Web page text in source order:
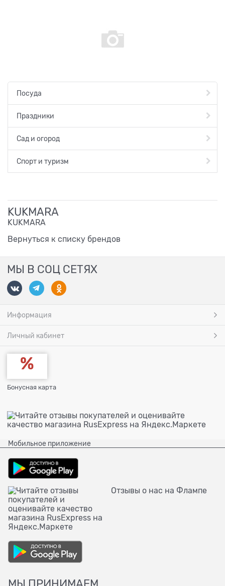
Посуда
Праздники
Сад и огород
Спорт и туризм
KUKMARA
KUKMARA
Вернуться к списку брендов
МЫ В СОЦ СЕТЯХ
Информация
Личный кабинет
Бонусная карта
Мобильное приложение
Отзывы о нас на Флампе